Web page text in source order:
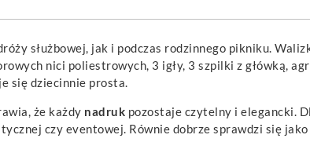
służbowej, jak i podczas rodzinnego pikniku.
nici poliestrowych, 3 igły, 3 szpilki z główką,
się dziecinnie prosta.
że każdy nadruk pozostaje czytelny i elegancki.
czy eventowej. Równie dobrze sprawdzi się